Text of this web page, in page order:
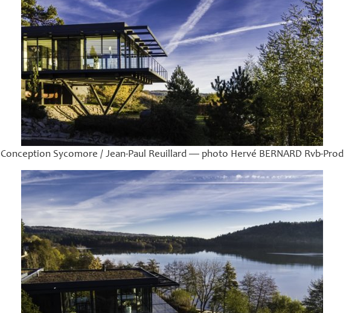
Conception Sycomore / Jean-Paul Reuillard — photo Hervé BERNARD Rvb-Prod